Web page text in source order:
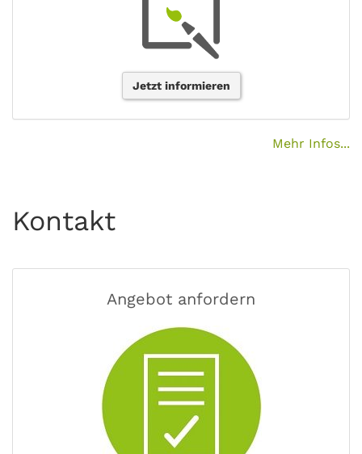
Jetzt informieren
Mehr Infos...
Kontakt
Angebot anfordern